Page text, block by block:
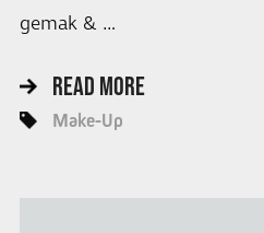
gemak & …
READ MORE
Make-Up